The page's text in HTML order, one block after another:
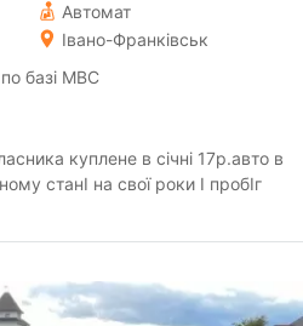
Автомат
Івано-Франківськ
базі МВС
куплене в січні 17р.авто в
станІ на свої роки І пробІг